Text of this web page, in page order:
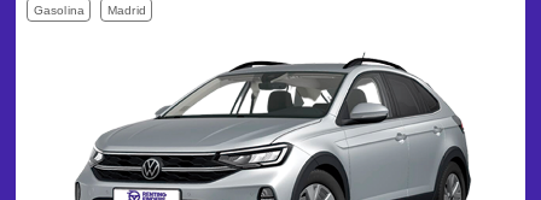
Gasolina Madrid